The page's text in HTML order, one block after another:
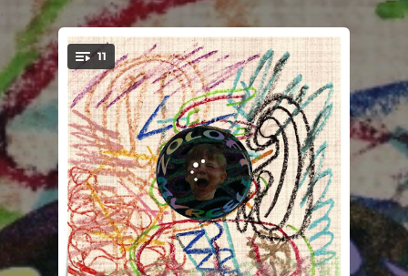
You're all set!
11